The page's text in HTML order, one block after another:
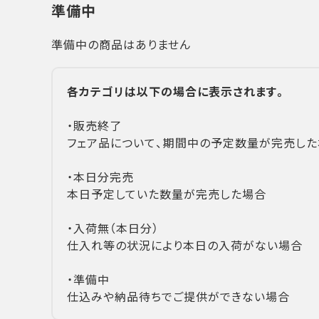
準備中
準備中の商品はありません
各カテゴリは以下の場合に表示されます。
・販売終了
フェア品について、期間中の予定数量が完売し
・本日分完売
本日予定していた数量が完売した場合
・入荷無（本日分）
仕入れ等の状況により本日の入荷がない場合
・準備中
仕込みや納品待ちでご提供ができない場合